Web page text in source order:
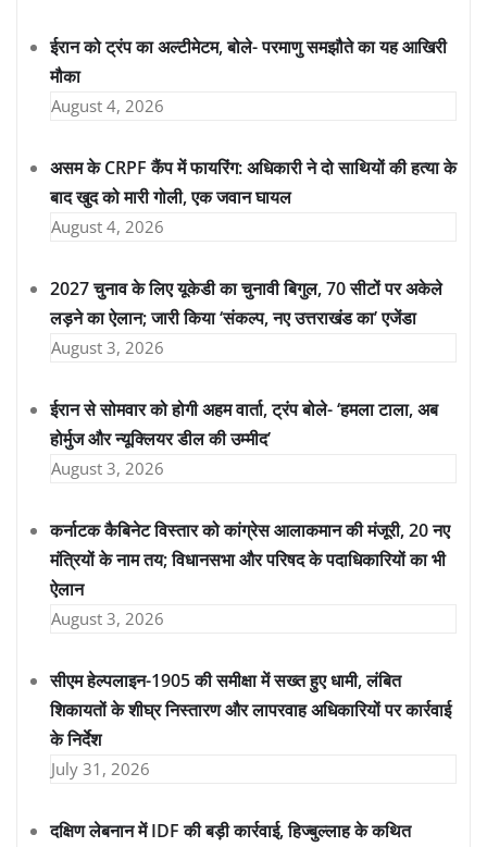
ईरान को ट्रंप का अल्टीमेटम, बोले- परमाणु समझौते का यह आखिरी
मौका
August 4, 2026
असम के CRPF कैंप में फायरिंग: अधिकारी ने दो साथियों की हत्या के
बाद खुद को मारी गोली, एक जवान घायल
August 4, 2026
2027 चुनाव के लिए यूकेडी का चुनावी बिगुल, 70 सीटों पर अकेले
लड़ने का ऐलान; जारी किया ‘संकल्प, नए उत्तराखंड का’ एजेंडा
August 3, 2026
ईरान से सोमवार को होगी अहम वार्ता, ट्रंप बोले- ‘हमला टाला, अब
होर्मुज और न्यूक्लियर डील की उम्मीद’
August 3, 2026
कर्नाटक कैबिनेट विस्तार को कांग्रेस आलाकमान की मंजूरी, 20 नए
मंत्रियों के नाम तय; विधानसभा और परिषद के पदाधिकारियों का भी
ऐलान
August 3, 2026
सीएम हेल्पलाइन-1905 की समीक्षा में सख्त हुए धामी, लंबित
शिकायतों के शीघ्र निस्तारण और लापरवाह अधिकारियों पर कार्रवाई
के निर्देश
July 31, 2026
दक्षिण लेबनान में IDF की बड़ी कार्रवाई, हिज्बुल्लाह के कथित